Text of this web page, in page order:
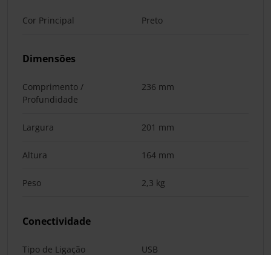
Cor Principal Preto
Dimensões
Comprimento /
Profundidade
236 mm
Largura 201 mm
Altura 164 mm
Peso 2,3 kg
Conectividade
Tipo de Ligação USB